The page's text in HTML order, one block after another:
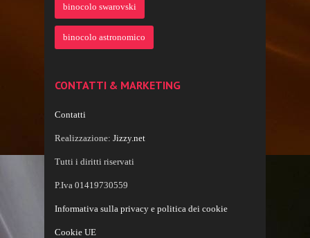
binocolo swarovski
binocolo astronomico
CONTATTI & MARKETING
Contatti
Realizzazione: Jizzy.net
Tutti i diritti riservati
P.Iva 01419730559
Informativa sulla privacy e politica dei cookie
Cookie UE